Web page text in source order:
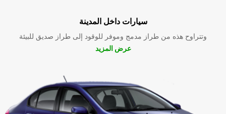
سيارات داخل المدينة
وتتراوح هذه من طراز مدمج وموفر للوقود إلى طراز صديق للبيئة
عرض المزيد